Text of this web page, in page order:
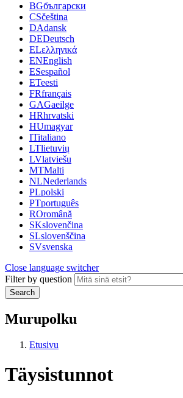
BGбългарски
CSčeština
DAdansk
DEDeutsch
ELελληνικά
ENEnglish
ESespañol
ETeesti
FRfrançais
GAGaeilge
HRhrvatski
HUmagyar
ITitaliano
LTlietuvių
LVlatviešu
MTMalti
NLNederlands
PLpolski
PTportuguês
ROromână
SKslovenčina
SLslovenščina
SVsvenska
Close language switcher
Filter by question
Search
Murupolku
Etusivu
Täysistunnot